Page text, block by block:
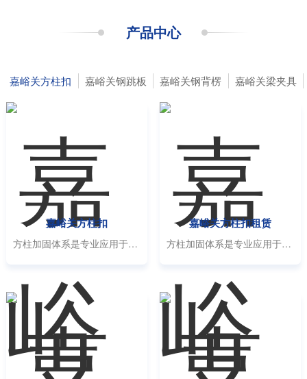
产品中心
嘉峪关方柱扣 嘉峪关钢跳板 嘉峪关钢背楞 嘉峪关梁夹具
嘉峪关方柱扣
方柱加固体系是专业应用于建筑施工中打造方柱柱体的新型紧固件,其适用于方柱柱体在定制方柱模板及普通模板(含木方)支模后的快速加国,其新颖的构造。安装与传统的架管,槽钢加固区别明显,故称作方柱加固体系。
嘉峪关方柱扣租赁
方柱加固体系是专业应用于建筑施工中打造方柱柱体的新型紧固件,其适用于方柱柱体在定制方柱模板及普通模板(含木方)支模后的快速加国,其新颖的构造。安装与传统的架管,槽钢加固区别明显,故称作方柱加固体系。